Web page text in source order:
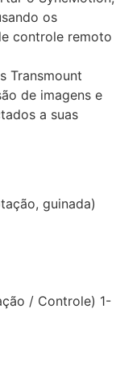
os
controle remoto
Transmount
de imagens e
a suas
guinada)
/ Controle) 1-